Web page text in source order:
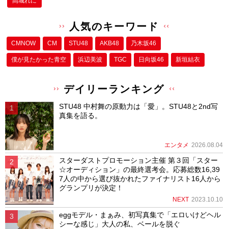
人気のキーワード
CMNOW CM STU48 AKB48 乃木坂46
僕が⾒たかった⻘空 浜辺美波 TGC 日向坂46 新垣結衣
デイリーランキング
STU48 中村舞の原動力は「愛」。STU48と2nd写
真集を語る。
エンタメ 2026.08.04
スターダストプロモーション主催 第３回「スター
☆オーディション」の最終選考会。応募総数16,39
7人の中から選び抜かれたファイナリスト16人から
グランプリが決定！
NEXT 2023.10.10
eggモデル・まぁみ、初写真集で「エロいけどヘル
シーな感じ」大人の私、ベールを脱ぐ